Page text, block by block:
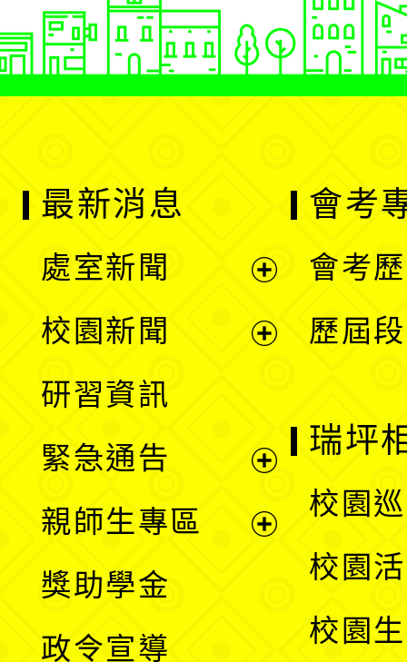
最新消息
處室新聞
單
校園新聞
選
單
研習資訊
緊急通告
親師生專區
獎助學金
政令宣導
會考
會考
歷屆
瑞坪
校園
校園
校園